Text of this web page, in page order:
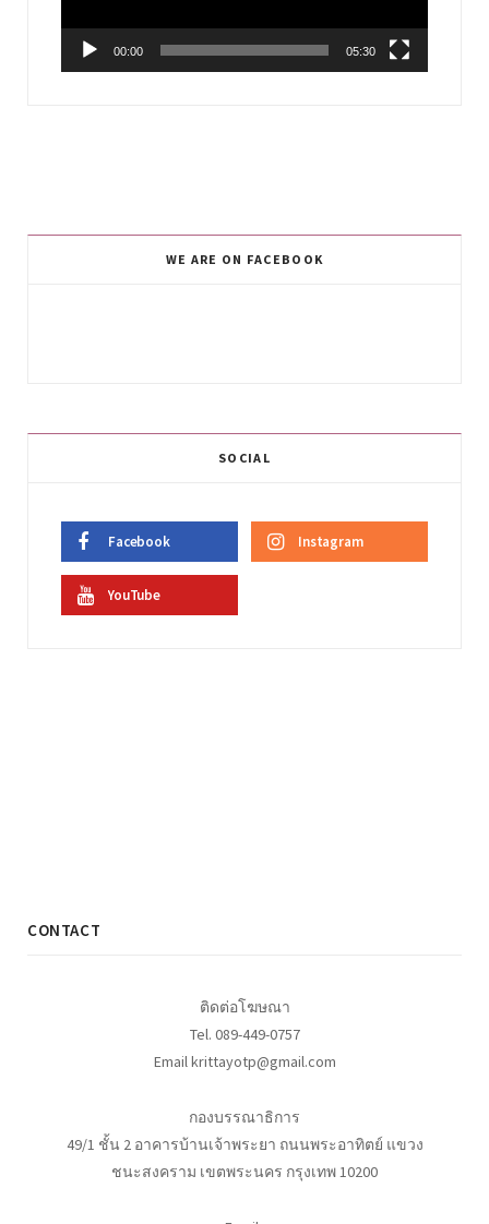
00:00 05:30
WE ARE ON FACEBOOK
SOCIAL
Facebook Instagram
YouTube
CONTACT
ติดต่อโฆษณา
Tel. 089-449-0757
Email krittayotp@gmail.com
กองบรรณาธิการ
49/1 ชั้น 2 อาคารบ้านเจ้าพระยา ถนนพระอาทิตย์ แขวง
ชนะสงคราม เขตพระนคร กรุงเทพ 10200